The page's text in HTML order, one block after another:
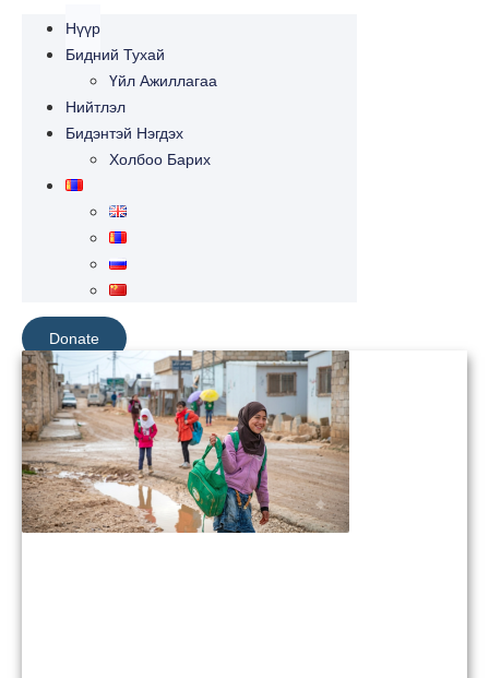
Нүүр
Бидний Тухай
Үйл Ажиллагаа
Нийтлэл
Бидэнтэй Нэгдэх
Холбоо Барих
Donate